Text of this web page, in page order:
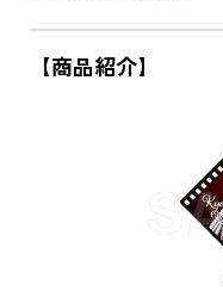
【商品紹介】